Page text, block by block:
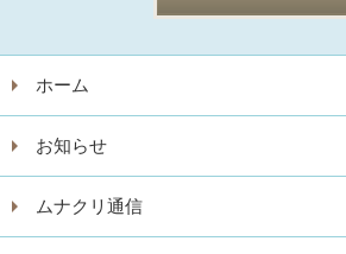
ホーム
お知らせ
ムナクリ通信